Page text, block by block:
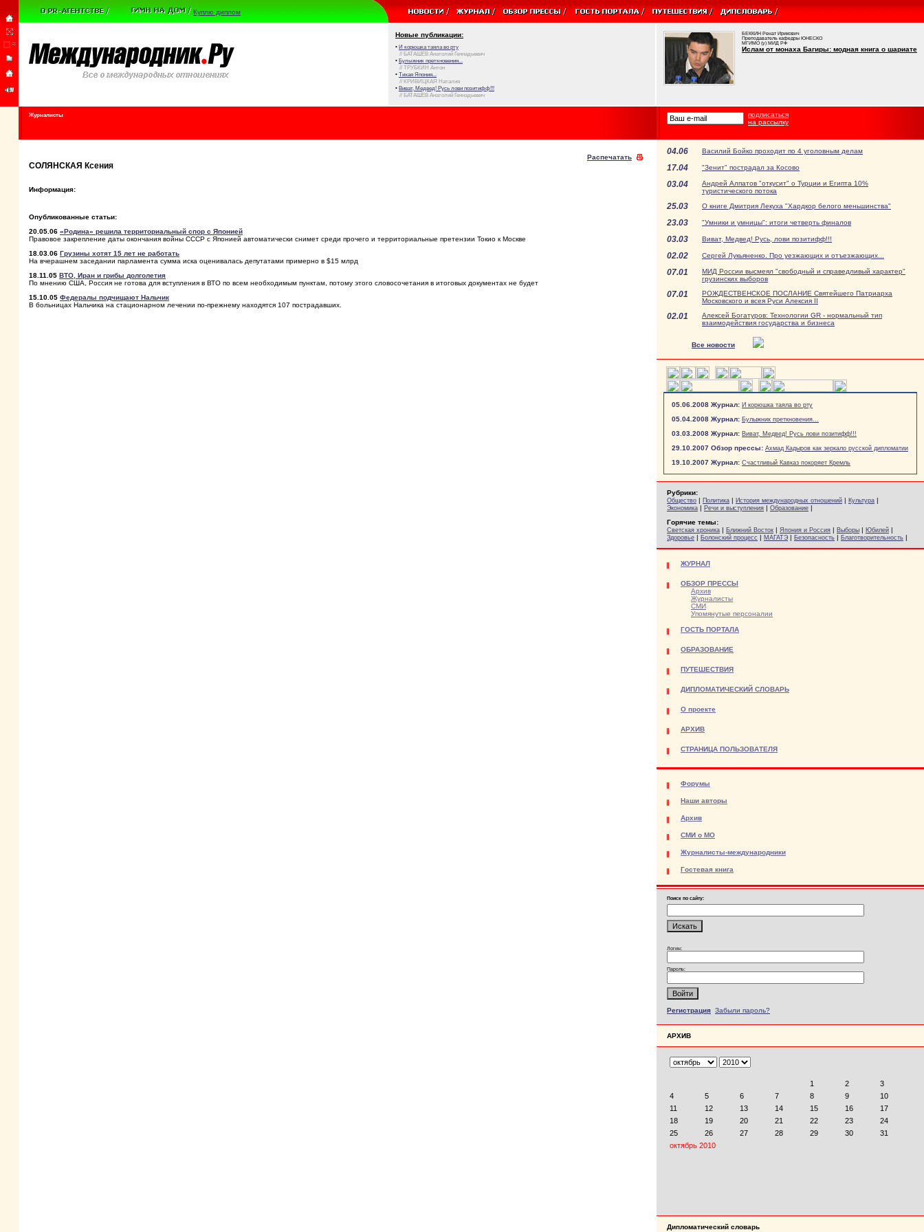
Куплю диплом
Новые публикации:
• И корюшка таяла во рту
// БАТАШЕВ Анатолий Геннадьевич
• Булыжник преткновения...
// ТРУБКИН Антон
• Тихая Япония...
// КРИВИЦКАЯ Наталия
• Виват, Медвед! Русь лови позитифф!!!
// БАТАШЕВ Анатолий Геннадьевич
БЕККИН Ренат Ирикович
Преподаватель кафедры ЮНЕСКО
МГИМО (у) МИД РФ
Ислам от монаха Багиры: модная книга о шариате
Журналисты
подписаться
на рассылку
Распечатать
СОЛЯНСКАЯ Ксения
Информация:
Опубликованные статьи:
20.05.06 «Родина» решила территориальный спор с Японией
Правовое закрепление даты окончания войны СССР с Японией автоматически снимет среди прочего и территориальные претензии Токио к Москве
18.03.06 Грузины хотят 15 лет не работать
На вчерашнем заседании парламента сумма иска оценивалась депутатами примерно в $15 млрд
18.11.05 ВТО, Иран и грибы долголетия
По мнению США, Россия не готова для вступления в ВТО по всем необходимым пунктам, потому этого словосочетания в итоговых документах не будет
15.10.05 Федералы подчищают Нальчик
В больницах Нальчика на стационарном лечении по-прежнему находятся 107 пострадавших.
04.06 Василий Бойко проходит по 4 уголовным делам
17.04 "Зенит" пострадал за Косово
03.04
Андрей Алпатов "откусит" о Турции и Египта 10%
туристического потока
25.03 О книге Дмитрия Лекуха "Хардкор белого меньшинства"
23.03 "Умники и умницы": итоги четверть финалов
03.03 Виват, Медвед! Русь, лови позитифф!!!
02.02 Сергей Лукьяненко. Про уезжающих и отъезжающих...
07.01
МИД России высмеял "свободный и справедливый характер"
грузинских выборов
07.01
РОЖДЕСТВЕНСКОЕ ПОСЛАНИЕ Святейшего Патриарха
Московского и всея Руси Алексия II
02.01
Алексей Богатуров: Технологии GR - нормальный тип
взаимодействия государства и бизнеса
Все новости
05.06.2008 Журнал: И корюшка таяла во рту
05.04.2008 Журнал: Булыжник преткновения...
03.03.2008 Журнал: Виват, Медвед! Русь лови позитифф!!!
29.10.2007 Обзор прессы: Ахмад Кадыров как зеркало русской дипломатии
19.10.2007 Журнал: Счастливый Кавказ покоряет Кремль
Рубрики:
Общество | Политика | История международных отношений | Культура |
Экономика | Речи и выступления | Образование |
Горячие темы:
Светская хроника | Ближний Восток | Япония и Россия | Выборы | Юбилей |
Здоровье | Болонский процесс | МАГАТЭ | Безопасность | Благотворительность |
ЖУРНАЛ
ОБЗОР ПРЕССЫ
Архив
Журналисты
СМИ
Упомянутые персоналии
ГОСТЬ ПОРТАЛА
ОБРАЗОВАНИЕ
ПУТЕШЕСТВИЯ
ДИПЛОМАТИЧЕСКИЙ СЛОВАРЬ
О проекте
АРХИВ
СТРАНИЦА ПОЛЬЗОВАТЕЛЯ
Форумы
Наши авторы
Архив
СМИ о МО
Журналисты-международники
Гостевая книга
Поиск по сайту:
Логин:
Пароль:
Регистрация Забыли пароль?
АРХИВ
Дипломатический словарь